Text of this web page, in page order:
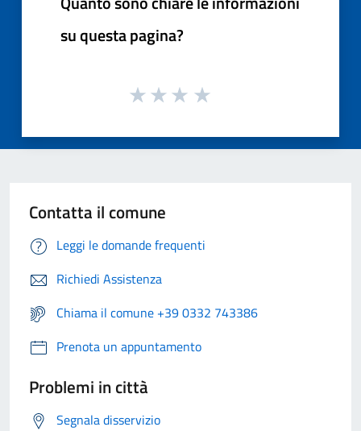
su questa pagina?
Contatta il comune
Leggi le domande frequenti
Richiedi Assistenza
Chiama il comune +39 0332 743386
Prenota un appuntamento
Problemi in città
Segnala disservizio